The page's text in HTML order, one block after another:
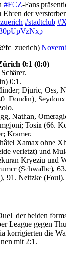
#FCZ-Fans
Ehren der
#stadtclub
0:1 (0:0)
0:1.
Djuric, Oss,
Doudin),
Nathan,
Tosin (66.
Kramer.
Xamax ohne
verletzt) und
Kryeziu und
(Schwalbe),
91. Neitzke (Foul).
der beiden
League gegen
korrigierten die
mit 2:1.